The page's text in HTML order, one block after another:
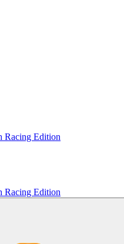
Racing Edition
Racing Edition